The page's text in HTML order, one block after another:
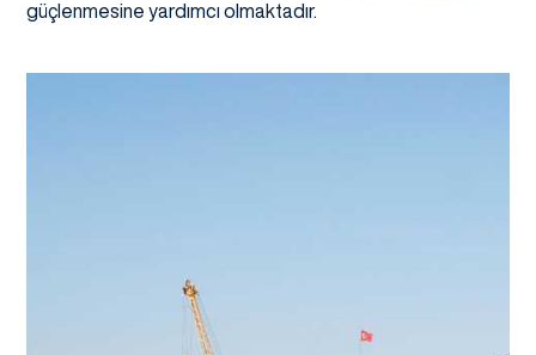
güçlenmesine yardımcı olmaktadır.